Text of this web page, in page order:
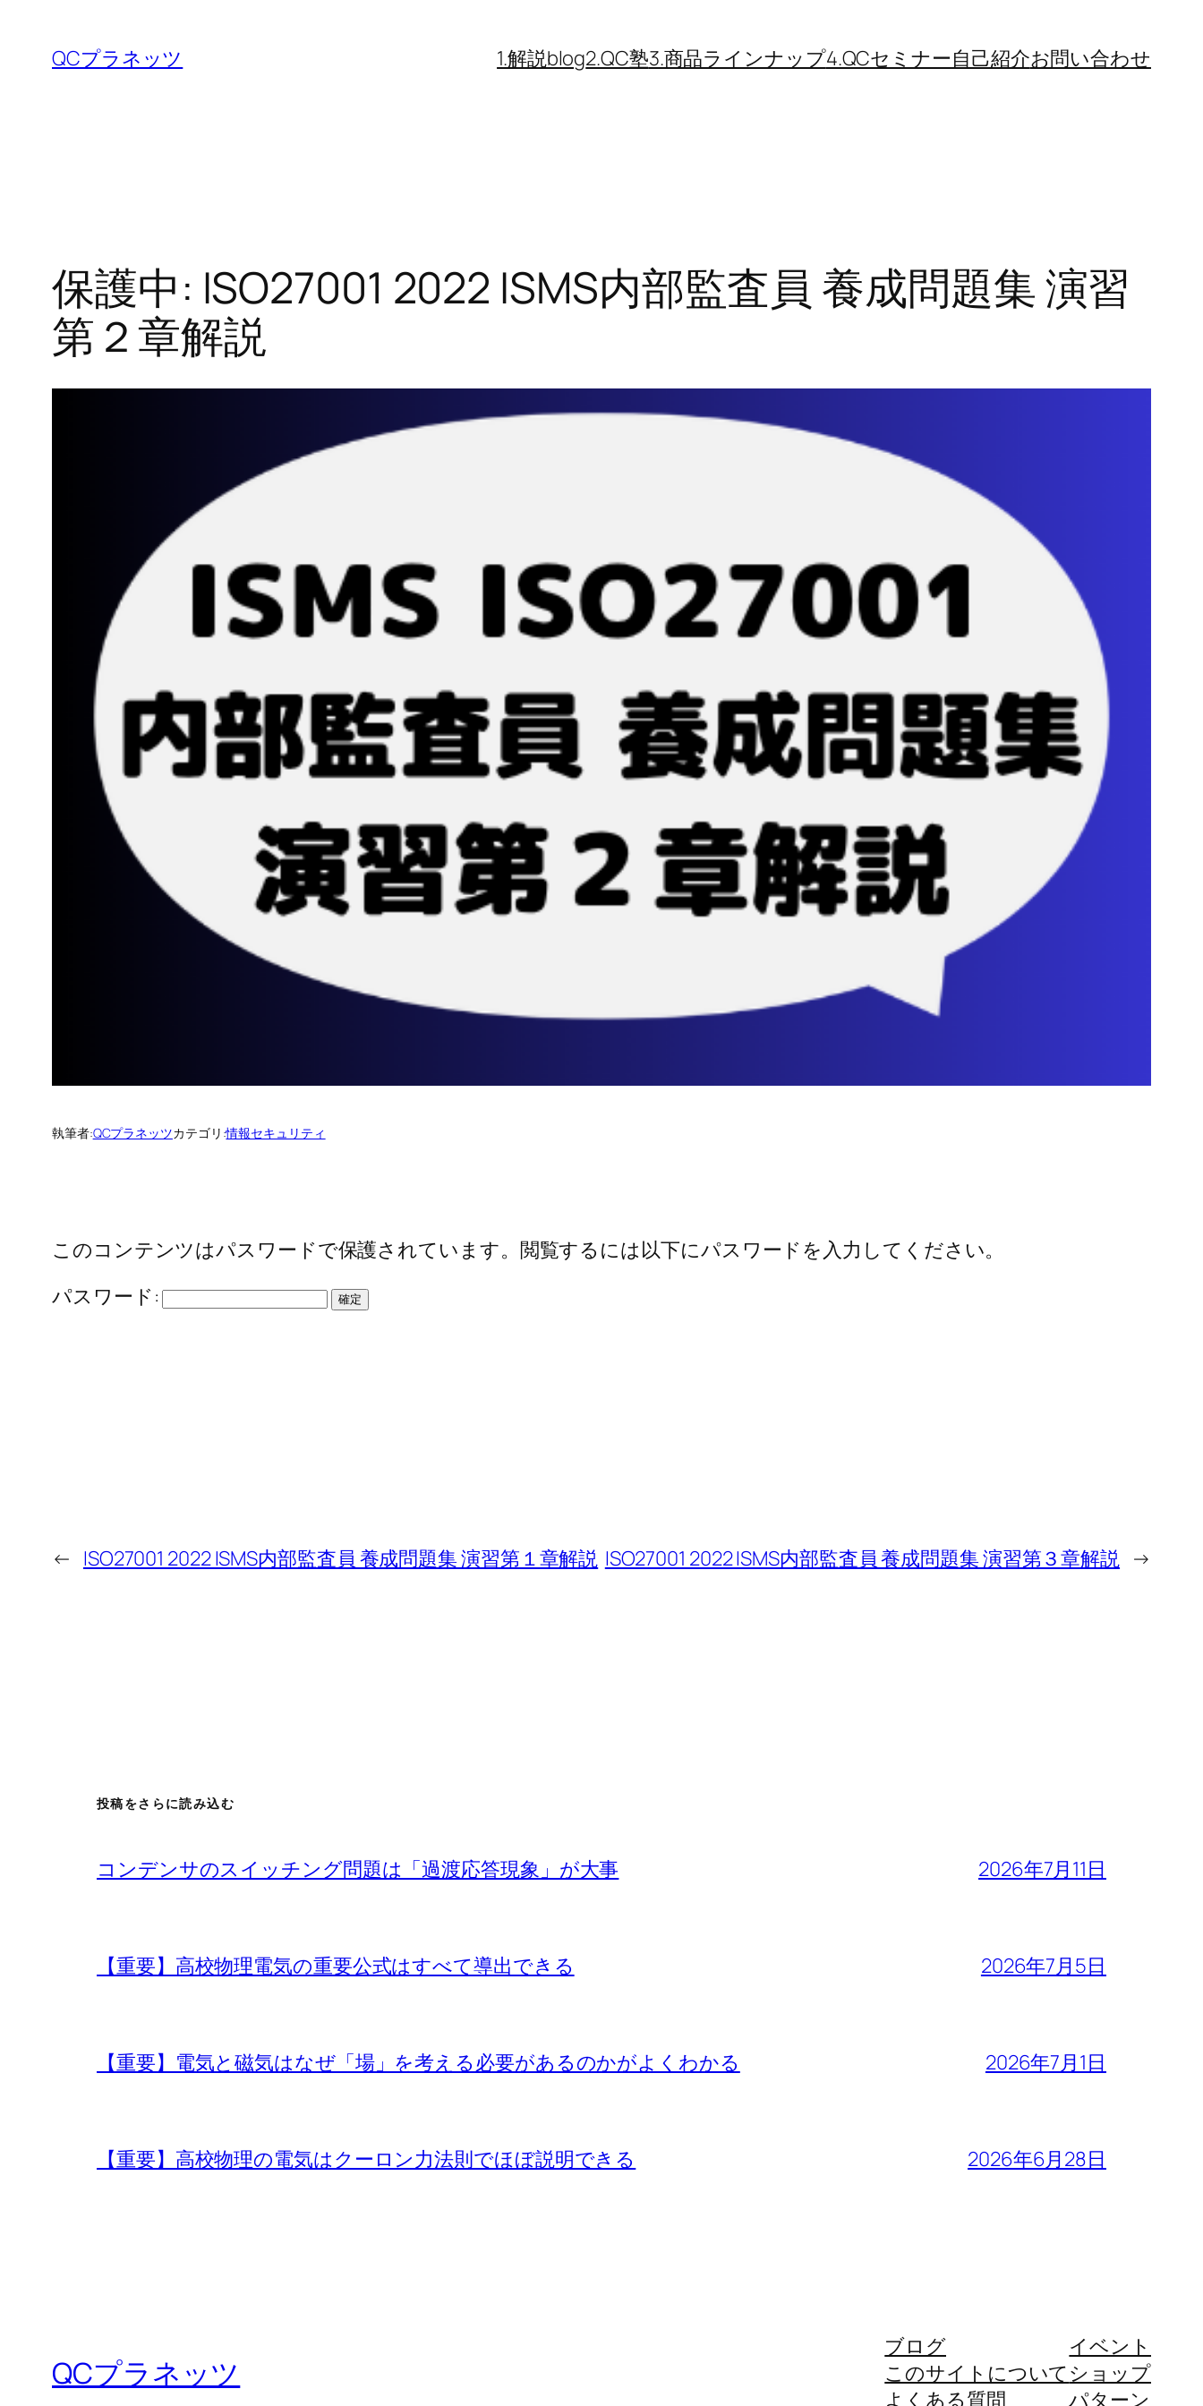
QCプラネッツ 1.解説blog2.QC塾3.商品ラインナップ4.QCセミナー自己紹介お問い合わせ
保護中: ISO27001 2022 ISMS内部監査員 養成問題集 演習
第２章解説
執筆者:QCプラネッツカテゴリ:情報セキュリティ
このコンテンツはパスワードで保護されています。閲覧するには以下にパスワードを入力してください。
パスワード:
← ISO27001 2022 ISMS内部監査員 養成問題集 演習第１章解説 ISO27001 2022 ISMS内部監査員 養成問題集 演習第３章解説 →
投稿をさらに読み込む
コンデンサのスイッチング問題は「過渡応答現象」が大事 2026年7月11日
【重要】高校物理電気の重要公式はすべて導出できる 2026年7月5日
【重要】電気と磁気はなぜ「場」を考える必要があるのかがよくわかる 2026年7月1日
【重要】高校物理の電気はクーロン力法則でほぼ説明できる 2026年6月28日
QCプラネッツ
ブログ
このサイトについて
よくある質問
イベント
ショップ
パターン